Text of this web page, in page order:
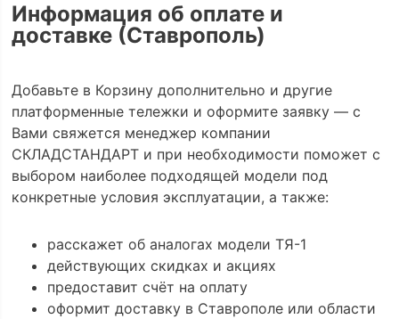
Информация об оплате и
доставке (Ставрополь)
Добавьте в Корзину дополнительно и другие
платформенные тележки и оформите заявку — с
Вами свяжется менеджер компании
СКЛАДСТАНДАРТ и при необходимости поможет с
выбором наиболее подходящей модели под
конкретные условия эксплуатации, а также:
расскажет об аналогах модели ТЯ-1
действующих скидках и акциях
предоставит счёт на оплату
оформит доставку в Ставрополе или области